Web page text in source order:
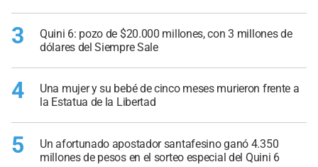
3
Quini 6: pozo de $20.000 millones, con 3 millones de
dólares del Siempre Sale
4
Una mujer y su bebé de cinco meses murieron frente a
la Estatua de la Libertad
5
Un afortunado apostador santafesino ganó 4.350
millones de pesos en el sorteo especial del Quini 6